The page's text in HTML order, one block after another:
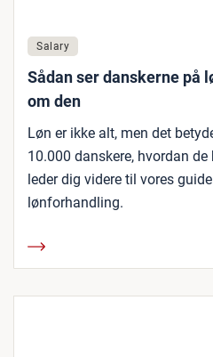
Salary
Sådan ser danskerne på
om den
Løn er ikke alt, men det
10.000 danskere, hvordan
leder dig videre til vores
lønforhandling.